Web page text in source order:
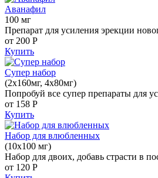
Аванафил
100 мг
Препарат для усиления эрекции
от 200 Р
Купить
Супер набор
(2х160мг, 4х80мг)
Попробуй все супер препараты для
от 158 Р
Купить
Набор для влюбленных
(10х100 мг)
Набор для двоих, добавь страсти в
от 120 Р